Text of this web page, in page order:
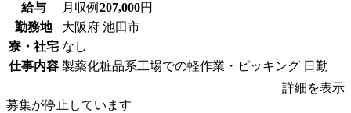
給与 月収例 207,000円
勤務地
大阪府 池田市
寮・社宅 なし
仕事内容 製薬化粧品系工場での軽作業・ピッキング 日勤
詳細を表示
募集が停止しています